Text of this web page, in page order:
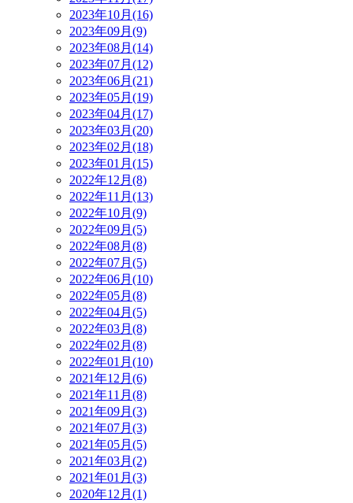
2023年10月(16)
2023年09月(9)
2023年08月(14)
2023年07月(12)
2023年06月(21)
2023年05月(19)
2023年04月(17)
2023年03月(20)
2023年02月(18)
2023年01月(15)
2022年12月(8)
2022年11月(13)
2022年10月(9)
2022年09月(5)
2022年08月(8)
2022年07月(5)
2022年06月(10)
2022年05月(8)
2022年04月(5)
2022年03月(8)
2022年02月(8)
2022年01月(10)
2021年12月(6)
2021年11月(8)
2021年09月(3)
2021年07月(3)
2021年05月(5)
2021年03月(2)
2021年01月(3)
2020年12月(1)